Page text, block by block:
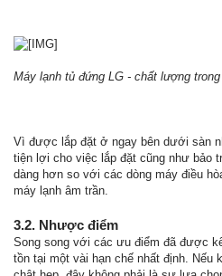
Máy lạnh tủ đứng LG - chất lượng
Vì được lắp đặt ở ngay bên dưới sàn
tiện lợi cho việc lắp đặt cũng như bảo
dàng hơn so với các dòng máy điều
máy lạnh âm trần.
3.2. Nhược điểm
Song song với các ưu điểm đã được
tồn tại một vài hạn chế nhất định. Nếu